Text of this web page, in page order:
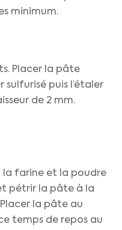
minimum.
Placer la pâte
puis l’étaler
de 2 mm.
la farine et la poudre
pétrir la pâte à la
la pâte au
temps de repos au